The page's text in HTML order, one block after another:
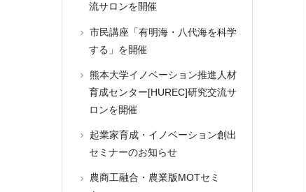
流サロンを開催
市民講座「有明海・八代海を科学
する」を開催
熊本大学イノベーション推進人材
育成センター[HUREC]研究交流サ
ロンを開催
起業家育成・イノベーション創出
セミナーのお知らせ
農商工融合・農業版MOTセミ